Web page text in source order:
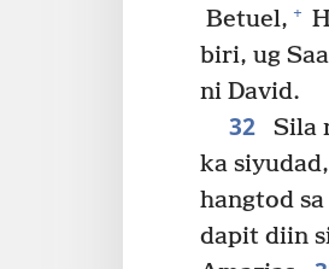
Betuel, +
biri, ug
ni David.
32 Sila
ka siyudad,
hangtod
dapit diin